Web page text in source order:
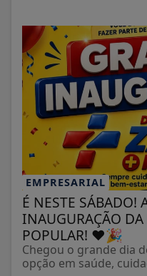
EMPRESARIAL
É NESTE SÁBADO!
INAUGURAÇÃO
POPULAR! ❤️🎉
Chegou o grande dia
opção em saúde,